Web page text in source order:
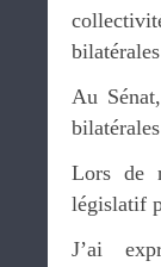
Au
Lors de
législatif
J’ai